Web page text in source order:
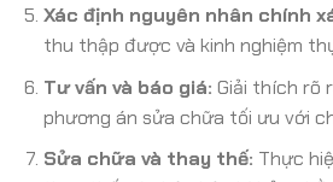
Xác định nguyên nhân chính
thu thập được và kinh nghiệm
Tư vấn và báo giá: Giải thích rõ
phương án sửa chữa tối ưu với
Sửa chữa và thay thế: Thực